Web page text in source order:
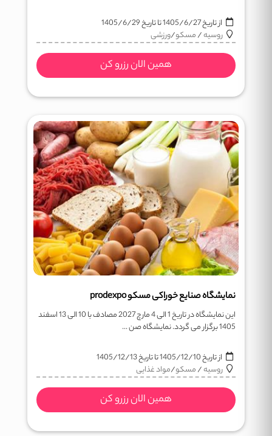
از تاریخ1405/6/27تا تاریخ1405/6/29
روسیه/مسکو/ورزشی
همین الان رزرو کن
نمایشگاه صنایع خوراکی مسکو prodexpo
این نمایشگاه در تاریخ 1 الی 4 مارچ 2027 مصادف با 10 الی 13 اسفند
1405 برگزار می گردد. نمایشگاه صن ...
از تاریخ1405/12/10تا تاریخ1405/12/13
روسیه/مسکو/مواد غذایی
همین الان رزرو کن